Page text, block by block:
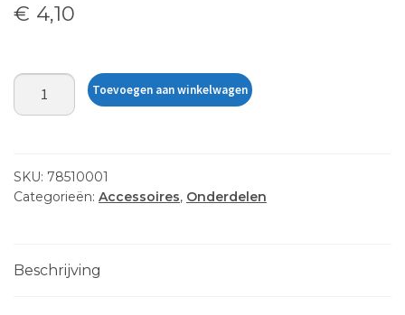
€ 4,10
BUNGEE
HOOK
Toevoegen aan winkelwagen
SKU: 78510001
Categorieën: Accessoires, Onderdelen
Beschrijving